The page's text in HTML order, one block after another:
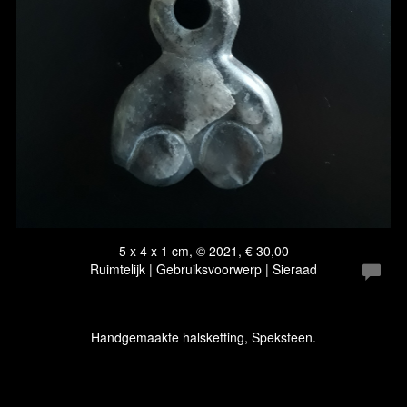
5 x 4 x 1 cm, © 2021, € 30,00
Ruimtelijk | Gebruiksvoorwerp | Sieraad
Handgemaakte halsketting, Speksteen.